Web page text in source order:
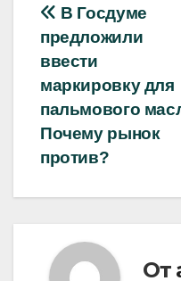
Навигация
по
записям
В Госдуме
предложили
ввести
маркировку для
пальмового
Почему рынок
против?
От